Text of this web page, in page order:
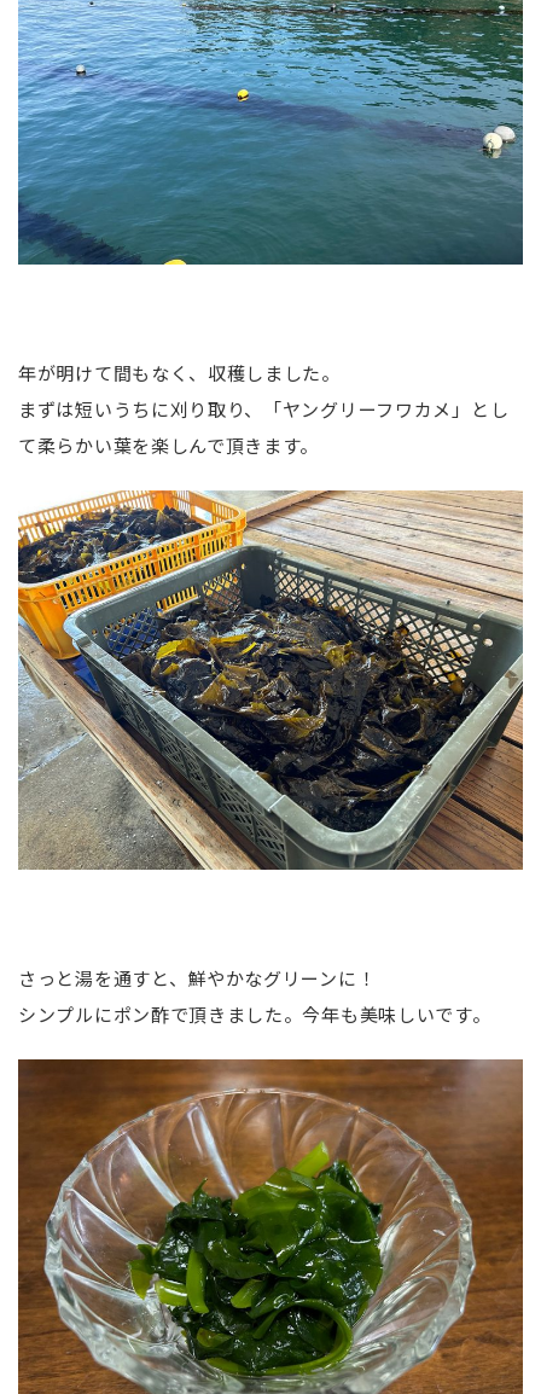
年が明けて間もなく、収穫しました。
まずは短いうちに刈り取り、「ヤングリーフワカメ」とし
て柔らかい葉を楽しんで頂きます。
さっと湯を通すと、鮮やかなグリーンに！
シンプルにポン酢で頂きました。今年も美味しいです。